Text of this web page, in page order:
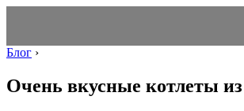
Блог ›
Очень вкусные котлеты